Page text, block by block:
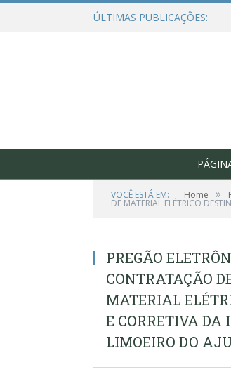
ÚLTIMAS PUBLICAÇÕES:
VOCÊ ESTÁ EM: Home »
DE MATERIAL ELÉTRICO
PREGÃO
CONTRATAÇÃO
MATERIAL
E CORRETIVA
LIMOEIRO DO